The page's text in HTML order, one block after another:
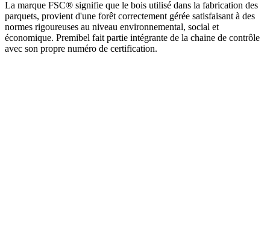
La marque FSC® signifie que le bois utilisé dans la fabrication des
parquets, provient d'une forêt correctement gérée satisfaisant à des
normes rigoureuses au niveau environnemental, social et
économique. Premibel fait partie intégrante de la chaine de contrôle
avec son propre numéro de certification.